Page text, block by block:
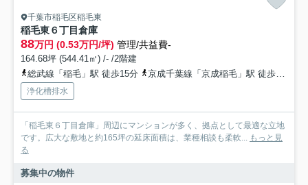
千葉市稲毛区稲毛東
稲毛東６丁目倉庫
88万円 (0.53万円/坪) 管理/共益費-
164.68坪 (544.41㎡) /- /2階建
総武線「稲毛」駅 徒歩15分
京成千葉線「京成稲毛」駅 徒歩13分
浄化槽排水
「稲毛東６丁目倉庫」周辺にマンションが多く、拠点として最適な立地
です。広大な敷地と約165坪の延床面積は、業種相談も柔軟... もっと見
る
募集中の物件